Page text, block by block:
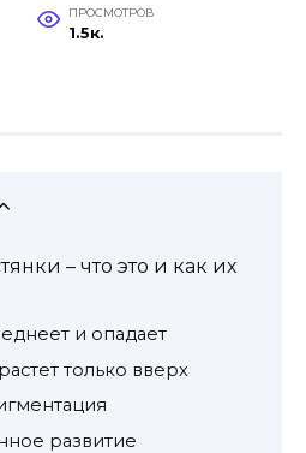
ПРОСМОТРОВ
1.5к.
– что это и как их
и опадает
только вверх
развитие